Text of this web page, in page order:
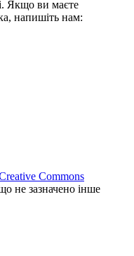
Якщо ви маєте
напишіть нам:
Commons
не зазначено інше